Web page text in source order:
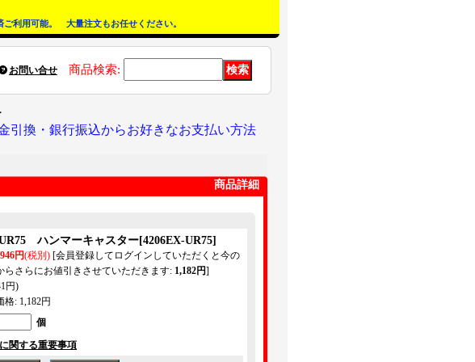
利用可能。 大量注文もお任せください。
お問い合せ 商品検索:
引換・銀行振込からお好きなお支払い方法
商品詳細
ハンマーキャスター[4206EX-UR75]
946円(税別) [会員登録してログインしていただくと今の
らさらにお値引きさせていただきます: 1,182円]
円)
格: 1,182円
個
関する重要事項